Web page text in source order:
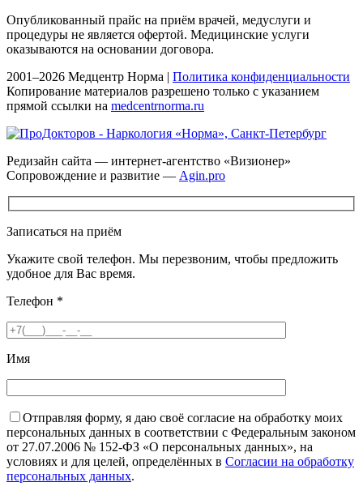
Опубликованный прайс на приём врачей, медуслуги и
процедуры не является офертой. Медицинские услуги
оказываются на основании договора.
2001–2026 Медцентр Норма | Политика конфиденциальности
Копирование материалов разрешено только с указанием
прямой ссылки на medcentrnorma.ru
Редизайн сайта — интернет-агентство «Визионер»
Сопровождение и развитие — Agin.pro
Записаться на приём
Укажите свой телефон. Мы перезвоним, чтобы предложить
удобное для Вас время.
Телефон *
Имя
Отправляя форму, я даю своё согласие на обработку моих
персональных данных в соответствии с Федеральным законом
от 27.07.2006 № 152-ФЗ «О персональных данных», на
условиях и для целей, определённых в Согласии на обработку
персональных данных.